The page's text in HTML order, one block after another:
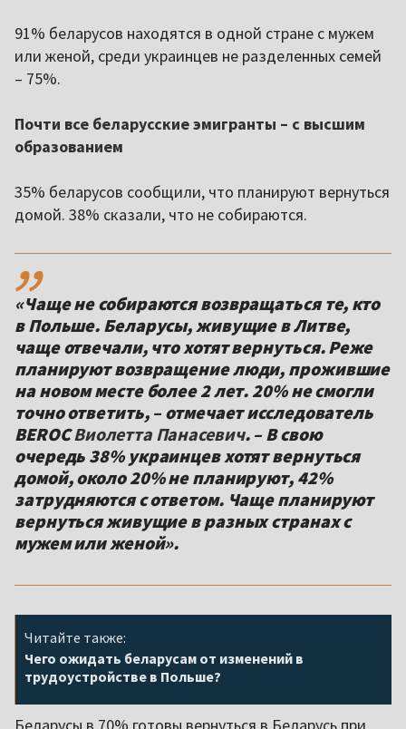
91% беларусов находятся в одной стране с мужем
или женой, среди украинцев не разделенных семей
– 75%.
Почти все беларусские эмигранты – с высшим
образованием
35% беларусов сообщили, что планируют вернуться
домой. 38% сказали, что не собираются.
,,
«Чаще не собираются возвращаться те, кто
в Польше. Беларусы, живущие в Литве,
чаще отвечали, что хотят вернуться. Реже
планируют возвращение люди, прожившие
на новом месте более 2 лет. 20% не смогли
точно ответить, – отмечает исследователь
BEROCВиолетта Панасевич. – В свою
очередь 38% украинцев хотят вернуться
домой, около 20% не планируют, 42%
затрудняются с ответом. Чаще планируют
вернуться живущие в разных странах с
мужем или женой».
Читайте также:
Чего ожидать беларусам от изменений в
трудоустройстве в Польше?